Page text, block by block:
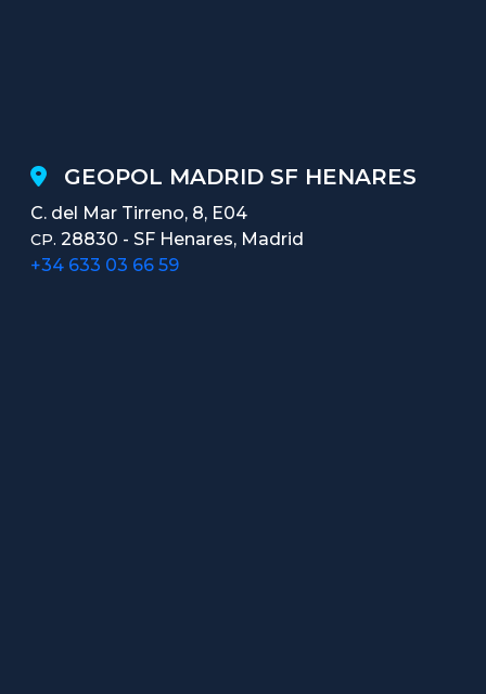
GEOPOL MADRID SF HENARES
C. del Mar Tirreno, 8, E04
CP. 28830 - SF Henares, Madrid
+34 633 03 66 59